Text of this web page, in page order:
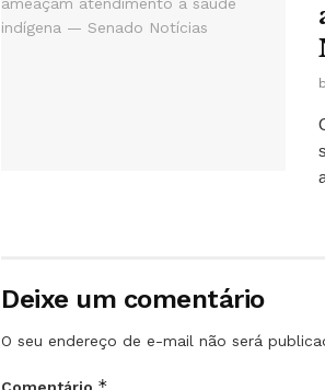
Deixe um comentário
O seu endereço de e-mail não será